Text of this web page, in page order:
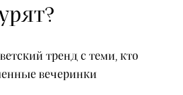
тренд с теми, кто
вечеринки